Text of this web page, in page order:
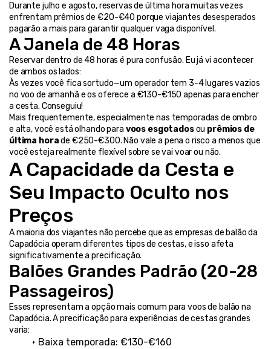
Durante julho e agosto, reservas de última hora muitas vezes
enfrentam prêmios de €20-€40 porque viajantes desesperados
pagarão a mais para garantir qualquer vaga disponível.
A Janela de 48 Horas
Reservar dentro de 48 horas é pura confusão. Eu já vi acontecer
de ambos os lados:
Às vezes você fica sortudo—um operador tem 3-4 lugares vazios
no voo de amanhã e os oferece a €130-€150 apenas para encher
a cesta. Conseguiu!
Mais frequentemente, especialmente nas temporadas de ombro
e alta, você está olhando para voos esgotados ou prêmios de
última hora de €250-€300. Não vale a pena o risco a menos que
você esteja realmente flexível sobre se vai voar ou não.
A Capacidade da Cesta e
Seu Impacto Oculto nos
Preços
A maioria dos viajantes não percebe que as empresas de balão da
Capadócia operam diferentes tipos de cestas, e isso afeta
significativamente a precificação.
Balões Grandes Padrão (20-28
Passageiros)
Esses representam a opção mais comum para voos de balão na
Capadócia. A precificação para experiências de cestas grandes
varia:
Baixa temporada: €130-€160